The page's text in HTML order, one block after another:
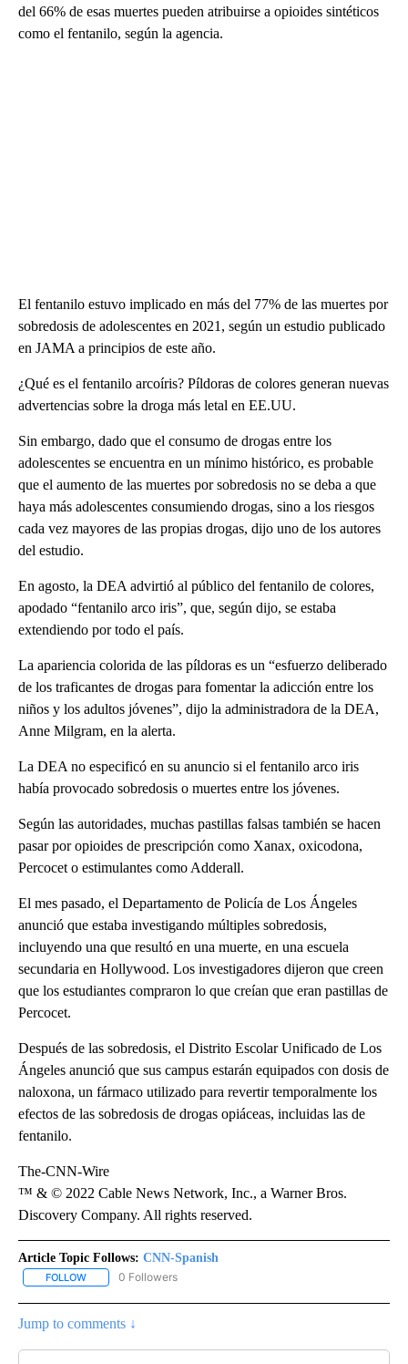
del 66% de esas muertes pueden atribuirse a opioides sintéticos
como el fentanilo, según la agencia.
El fentanilo estuvo implicado en más del 77% de las muertes por
sobredosis de adolescentes en 2021, según un estudio publicado
en JAMA a principios de este año.
¿Qué es el fentanilo arcoíris? Píldoras de colores generan nuevas
advertencias sobre la droga más letal en EE.UU.
Sin embargo, dado que el consumo de drogas entre los
adolescentes se encuentra en un mínimo histórico, es probable
que el aumento de las muertes por sobredosis no se deba a que
haya más adolescentes consumiendo drogas, sino a los riesgos
cada vez mayores de las propias drogas, dijo uno de los autores
del estudio.
En agosto, la DEA advirtió al público del fentanilo de colores,
apodado “fentanilo arco iris”, que, según dijo, se estaba
extendiendo por todo el país.
La apariencia colorida de las píldoras es un “esfuerzo deliberado
de los traficantes de drogas para fomentar la adicción entre los
niños y los adultos jóvenes”, dijo la administradora de la DEA,
Anne Milgram, en la alerta.
La DEA no especificó en su anuncio si el fentanilo arco iris
había provocado sobredosis o muertes entre los jóvenes.
Según las autoridades, muchas pastillas falsas también se hacen
pasar por opioides de prescripción como Xanax, oxicodona,
Percocet o estimulantes como Adderall.
El mes pasado, el Departamento de Policía de Los Ángeles
anunció que estaba investigando múltiples sobredosis,
incluyendo una que resultó en una muerte, en una escuela
secundaria en Hollywood. Los investigadores dijeron que creen
que los estudiantes compraron lo que creían que eran pastillas de
Percocet.
Después de las sobredosis, el Distrito Escolar Unificado de Los
Ángeles anunció que sus campus estarán equipados con dosis de
naloxona, un fármaco utilizado para revertir temporalmente los
efectos de las sobredosis de drogas opiáceas, incluidas las de
fentanilo.
The-CNN-Wire
™ & © 2022 Cable News Network, Inc., a Warner Bros.
Discovery Company. All rights reserved.
Article Topic Follows: CNN-Spanish
FOLLOW FOLLOW "CNN-SPANISH" TO RECEIVE NOTIFICATIONS ABOUT
0 Followers
Jump to comments ↓